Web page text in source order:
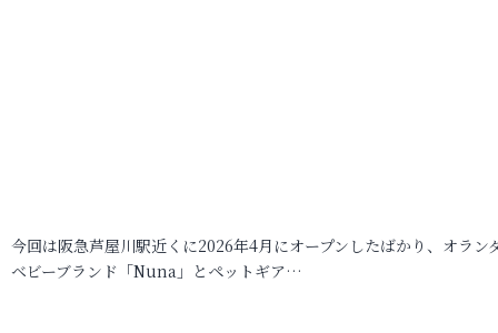
今回は阪急芦屋川駅近くに2026年4月にオープンしたばかり、オラン
ベビーブランド「Nuna」とペットギア…